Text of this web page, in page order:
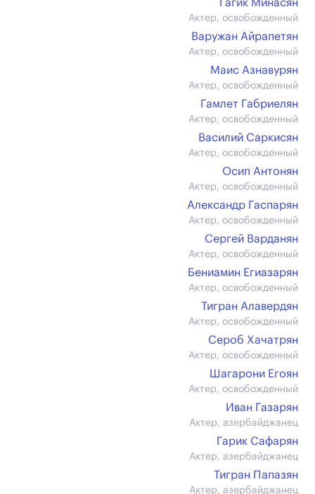
Гагик Минасян
Актер, освобожденный
Варужан Айрапетян
Актер, освобожденный
Маис Азнавурян
Актер, освобожденный
Гамлет Габриелян
Актер, освобожденный
Василий Саркисян
Актер, освобожденный
Осип Антонян
Актер, освобожденный
Александр Гаспарян
Актер, освобожденный
Сергей Варданян
Актер, освобожденный
Бениамин Егиазарян
Актер, освобожденный
Тигран Алавердян
Актер, освобожденный
Сероб Хачатрян
Актер, освобожденный
Шагарони Егоян
Актер, освобожденный
Иван Газарян
Актер, азербайджанец
Гарик Сафарян
Актер, азербайджанец
Тигран Папазян
Актер, азербайджанец